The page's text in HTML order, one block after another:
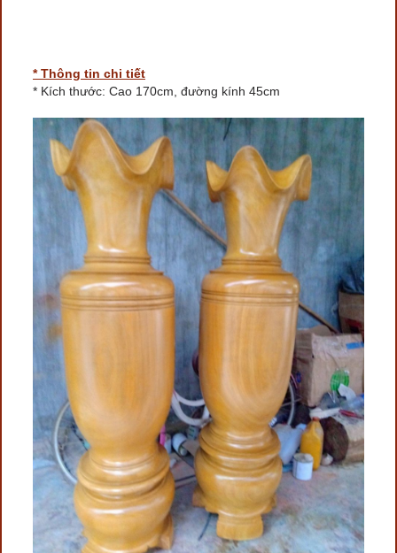
* Thông tin chi tiết
* Kích thước: Cao 170cm, đường kính 45cm